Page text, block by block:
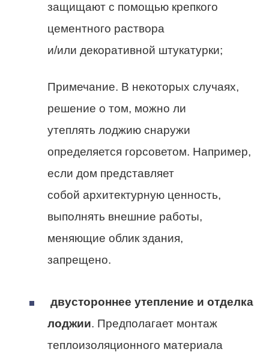
защищают с помощью крепкого
цементного раствора
и/или декоративной штукатурки;
Примечание. В некоторых случаях,
решение о том, можно ли
утеплять лоджию снаружи
определяется горсоветом. Например,
если дом представляет
собой архитектурную ценность,
выполнять внешние работы,
меняющие облик здания,
запрещено.
двустороннее утепление и отделка
лоджии. Предполагает монтаж
теплоизоляционного материала